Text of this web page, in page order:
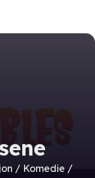
/ Komedie /